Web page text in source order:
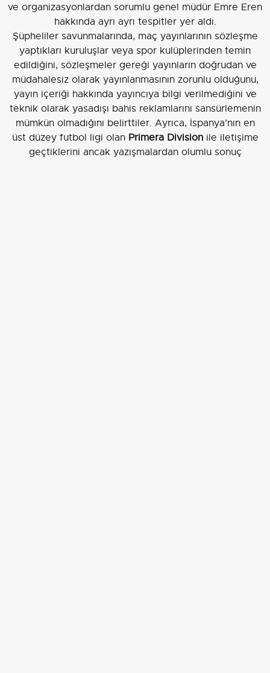
ve organizasyonlardan sorumlu genel müdür Emre Eren
hakkında ayrı ayrı tespitler yer aldı.
Şüpheliler savunmalarında, maç yayınlarının sözleşme
yaptıkları kuruluşlar veya spor kulüplerinden temin
edildiğini, sözleşmeler gereği yayınların doğrudan ve
müdahalesiz olarak yayınlanmasının zorunlu olduğunu,
yayın içeriği hakkında yayıncıya bilgi verilmediğini ve
teknik olarak yasadışı bahis reklamlarını sansürlemenin
mümkün olmadığını belirttiler. Ayrıca, İspanya'nın en
üst düzey futbol ligi olan Primera Divisionile iletişime
geçtiklerini ancak yazışmalardan olumlu sonuç